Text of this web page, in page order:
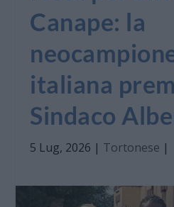
Canape: la
italiana
Sindaco
5 Lug, 2026 | Tortonese |